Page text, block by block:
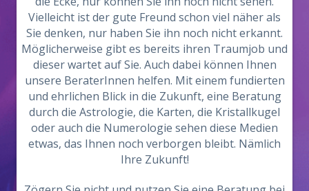
Vielleicht ist der gute Freund schon viel näher als
Sie denken, nur haben Sie ihn noch nicht erkannt.
Möglicherweise gibt es bereits ihren Traumjob und
dieser wartet auf Sie. Auch dabei können Ihnen
unsere BeraterInnen helfen. Mit einem fundierten
und ehrlichen Blick in die Zukunft, eine Beratung
durch die Astrologie, die Karten, die Kristallkugel
oder auch die Numerologie sehen diese Medien
etwas, das Ihnen noch verborgen bleibt. Nämlich
Ihre Zukunft!